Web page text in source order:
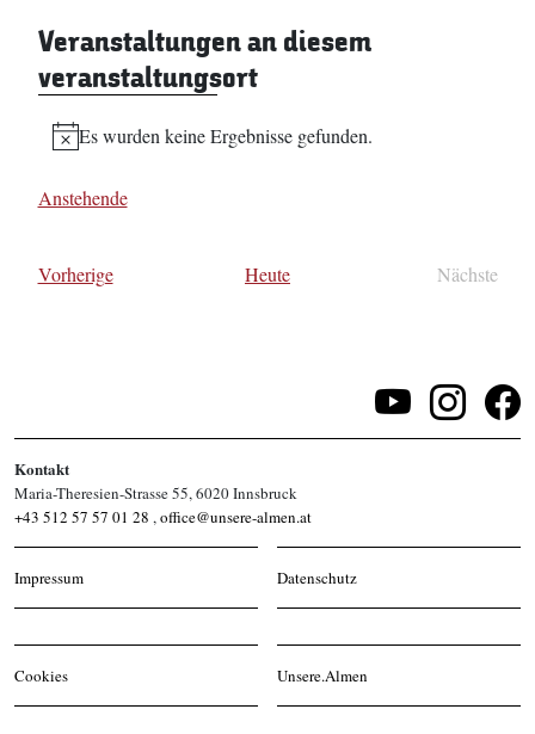
Veranstaltungen an diesem
veranstaltungsort
Hinweis
Es wurden keine Ergebnisse gefunden.
Anstehende
VorherigeVeranstaltungen Heute
Nächste
Kontakt
Maria-Theresien-Strasse 55, 6020 Innsbruck
+43 512 57 57 01 28 ,office@unsere-almen.at
Impressum Datenschutz
Cookies Unsere.Almen